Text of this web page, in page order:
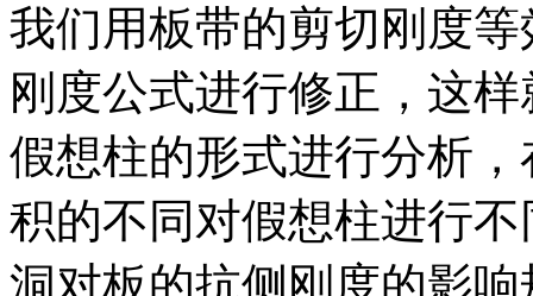
我们用板带的剪切刚度
刚度公式进行修正，这
假想柱的形式进行分析
积的不同对假想柱进行
洞对板的抗侧刚度的影